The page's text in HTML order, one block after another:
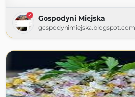
Gospodyni Miejska
gospodynimiejska.blogspot.com